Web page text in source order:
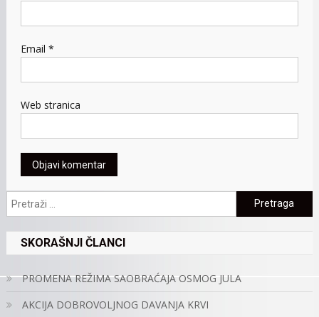
Email *
Web stranica
Pretraga:
SKORAŠNJI ČLANCI
PROMENA REŽIMA SAOBRAĆAJA OSMOG JULA
AKCIJA DOBROVOLJNOG DAVANJA KRVI